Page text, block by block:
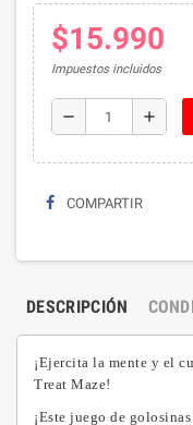
$15.990
Impuestos incluidos
remove add
COMPARTIR
DESCRIPCIÓN
¡Ejercita la mente y el
Treat Maze!
¡Este juego de